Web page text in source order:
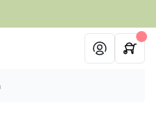
Hesabım